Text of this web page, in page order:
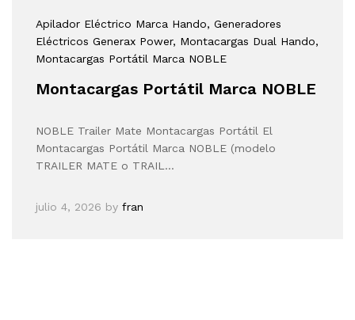
Apilador Eléctrico Marca Hando, Generadores
Eléctricos Generax Power, Montacargas Dual Hando,
Montacargas Portátil Marca NOBLE
Montacargas Portátil Marca NOBLE
NOBLE Trailer Mate Montacargas Portátil El
Montacargas Portátil Marca NOBLE (modelo
TRAILER MATE o TRAIL…
julio 4, 2026 by fran